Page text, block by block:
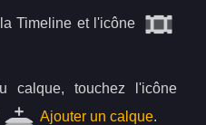
Timeline et l'icône
calque, touchez l'icône
Ajouter un calque.